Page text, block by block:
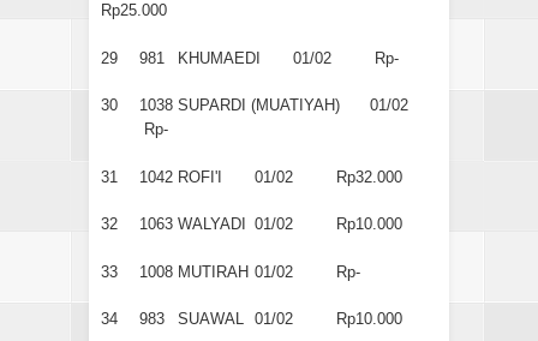
Rp25.000
29 981 KHUMAEDI 01/02 Rp-
30 1038 SUPARDI (MUATIYAH)
01/02
Rp-
31 1042 ROFI'I 01/02 Rp32.000
32 1063 WALYADI 01/02 Rp10.000
33 1008 MUTIRAH 01/02 Rp-
34 983 SUAWAL 01/02 Rp10.000